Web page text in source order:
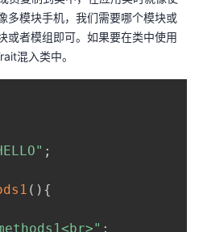
多模块手机，我们需要哪个模块或
或者模组即可。如果要在类中使用
混入类中。
;
( ) {
;